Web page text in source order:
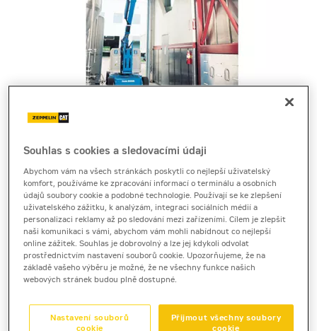
Cena za pronájem
1 - 22 dnů
1 840 Kč bez DPH
2 226 Kč s DPH
23 a více dnů
1 580 Kč bez DPH
1 911 Kč s DPH
Kauce
30 000 Kč
Souhlas s cookies a sledovacími údaji
Abychom vám na všech stránkách poskytli co nejlepší uživatelský
komfort, používáme ke zpracování informací o terminálu a osobních
údajů soubory cookie a podobné technologie. Používají se ke zlepšení
uživatelského zážitku, k analýzám, integraci sociálních médií a
personalizaci reklamy až po sledování mezi zařízeními. Cílem je zlepšit
naši komunikaci s vámi, abychom vám mohli nabídnout co nejlepší
online zážitek. Souhlas je dobrovolný a lze jej kdykoli odvolat
prostřednictvím nastavení souborů cookie. Upozorňujeme, že na
základě vašeho výběru je možné, že ne všechny funkce našich
webových stránek budou plně dostupné.
Přijmout všechny soubory
Nastavení souborů